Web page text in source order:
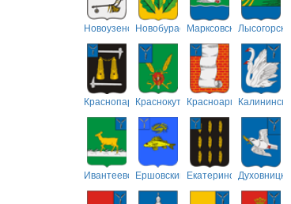
НовоузенскийНовобурасскийМарксовскийЛысогорский
Краснопартизанский
КраснокутскийКрасноармейский
Калининский
ИвантеевскийЕршовский ЕкатериновскийДуховницкий